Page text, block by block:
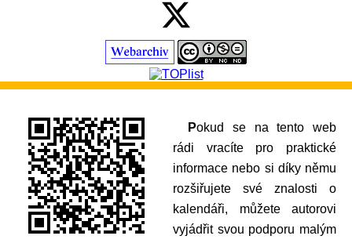
Pokud se na tento web
rádi vracíte pro praktické
informace nebo si díky němu
rozšiřujete své znalosti o
kalendáři, můžete autorovi
vyjádřit svou podporu malým